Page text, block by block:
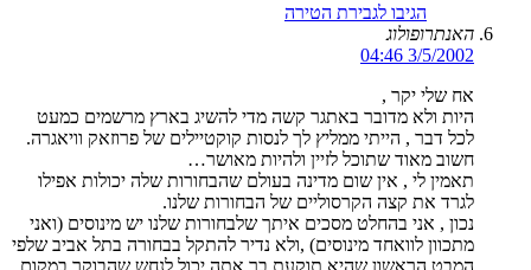
הגיבו לגבירת הטירה
האנתרופולוג
3/5/2002 04:46
אח שלי יקר ,
היות ולא מדובר באתגר קשה מדי להשיג בארץ מרשמים כמעט
לכל דבר , הייתי ממליץ לך לנסות קוקטיילים של פרוזאק וויאגרה.
חשוב מאוד שתוכל לזיין ולהיות מאושר…
תאמין לי , אין שום מדינה בעולם שהבחורות שלה יכולות אפילו
לגרד את קצה הקרסוליים של הבחורות שלנו.
נכון , אני בהחלט מסכים איתך שלבחורות שלנו יש מינוסים (ואני
מתכוון לוואחד מינוסים) ,ולא נדיר להתקל בבחורה בתל אביב שלפי
המבט הראשון שהיא תוקעת בך אתה יכול לנחש שהבוקר במקום